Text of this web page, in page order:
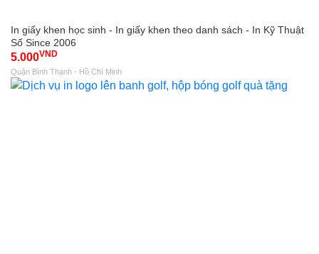
In giấy khen học sinh - In giấy khen theo danh sách - In Kỹ Thuật
Số Since 2006
5.000VND
Quận Bình Thạnh - Hồ Chí Minh